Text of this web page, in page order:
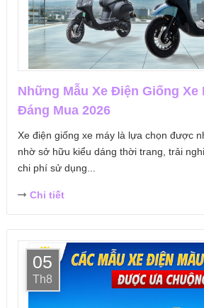
Những Mẫu Xe Điện Giống Xe
Đáng Mua 2026
Xe điện giống xe máy là lựa chọn được
nhờ sở hữu kiểu dáng thời trang, trải
chi phí sử dụng...
Chi tiết
05
Th8